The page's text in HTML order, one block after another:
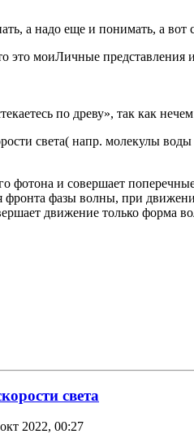
а надо еще и понимать, а вот
это моиЛичные представления
по древу», так как
света( напр. молекулы
фотона и совершает
фронта фазы волны, при
движение только форма
света
2022, 00:27